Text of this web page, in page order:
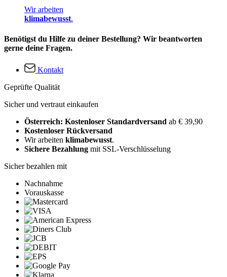
Wir arbeiten
klimabewusst.
Benötigst du Hilfe zu deiner Bestellung? Wir beantworten
gerne deine Fragen.
Kontakt
Geprüfte Qualität
Sicher und vertraut einkaufen
Österreich: Kostenloser Standardversand ab € 39,90
Kostenloser Rückversand
Wir arbeiten klimabewusst.
Sichere Bezahlung mit SSL-Verschlüsselung
Sicher bezahlen mit
Nachnahme
Vorauskasse